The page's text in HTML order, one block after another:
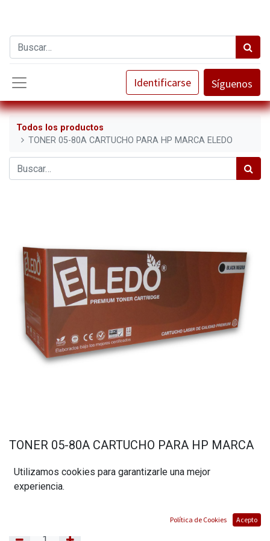
Identificarse Síguenos
Todos los productos
TONER 05-80A CARTUCHO PARA HP MARCA ELEDO
TONER 05-80A CARTUCHO PARA HP MARCA
(0 reseña)
Utilizamos cookies para garantizarle una mejor
experiencia.
Política de Cookies Acepto